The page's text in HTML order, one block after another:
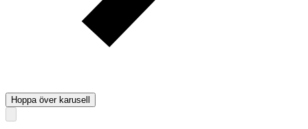
Hoppa över karusell